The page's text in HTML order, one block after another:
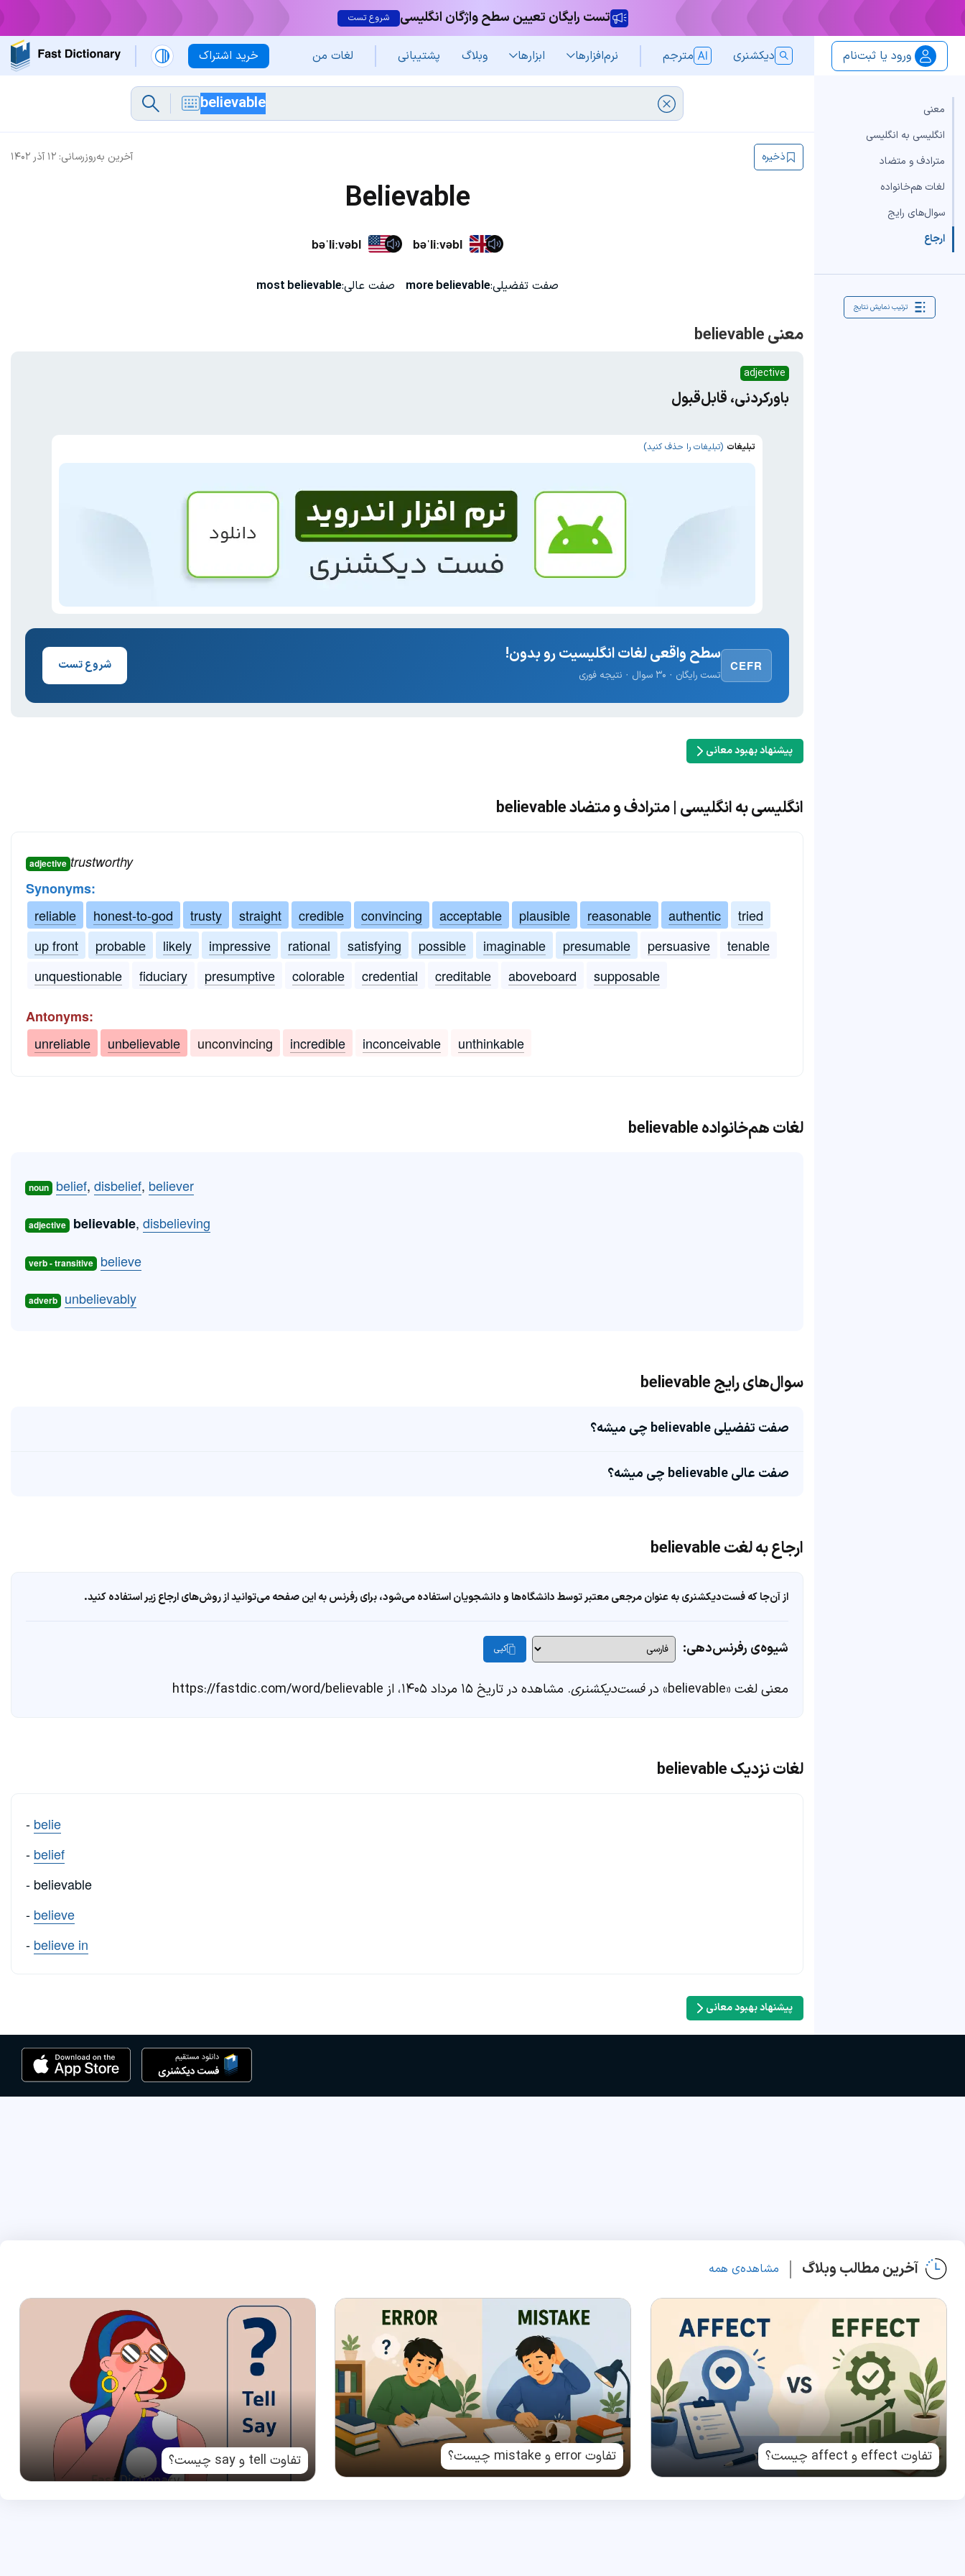
تست رایگان تعیین سطح واژگان انگلیسی شروع تست
خرید اشتراک ورود یا ثبت‌نام دیکشنری مترجم نرم‌افزار‌ها ابزارها وبلاگ پشتیبانی لغات من
معنی
انگلیسی به انگلیسی
مترادف و متضاد
لغات هم‌خانواده
سوال‌های رایج
ارجاع
ترتیب نمایش نتایج
آخرین به‌روزرسانی: ۱۲ آذر ۱۴۰۲ ذخیره
Believable
bəˈliːvəbl bəˈliːvəbl
صفت تفضیلی:more believable صفت عالی:most believable
معنی believable
adjective
باورکردنی، قابل‌قبول
تبلیغات (تبلیغات را حذف کنید)
CEFR
سطح واقعی لغات انگلیسیت رو بدون!
تست رایگان · ۳۰ سوال · نتیجه فوری
شروع تست
پیشنهاد بهبود معانی
انگلیسی به انگلیسی | مترادف و متضاد believable
adjective trustworthy
Synonyms:
reliable
honest-to-god trusty straight credible convincing acceptable plausible reasonable authentic
tried
up front
probable likely impressive rational satisfying possible imaginable presumable persuasive
tenable
unquestionable
fiduciary presumptive colorable credential creditable aboveboard supposable
Antonyms:
unreliable
unbelievable unconvincing incredible inconceivable unthinkable
لغات هم‌خانواده believable
noun belief, disbelief, believer
adjective believable, disbelieving
verb - transitive believe
adverb unbelievably
سوال‌های رایج believable
صفت تفضیلی believable چی میشه؟
صفت عالی believable چی میشه؟
ارجاع به لغت believable
از آن‌جا که فست‌دیکشنری به عنوان مرجعی معتبر توسط دانشگاه‌ها و دانشجویان استفاده می‌شود، برای رفرنس به این صفحه می‌توانید از روش‌های ارجاع زیر استفاده کنید.
شیوه‌ی رفرنس‌دهی: کپی
معنی لغت «believable» در فست‌دیکشنری. مشاهده در تاریخ ۱۵ مرداد ۱۴۰۵، از https://fastdic.com/word/believable
لغات نزدیک believable
- belie
- belief
- believable
- believe
- believe in
پیشنهاد بهبود معانی
آخرین مطالب وبلاگ مشاهده‌ی همه
تفاوت effect و affect چیست؟ تفاوت error و mistake چیست؟ تفاوت tell و say چیست؟